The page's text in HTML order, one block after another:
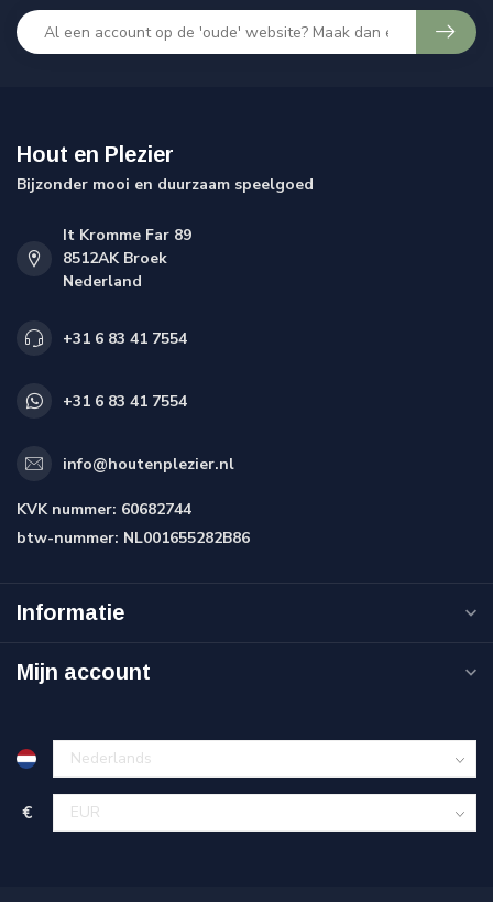
Hout en Plezier
Bijzonder mooi en duurzaam speelgoed
It Kromme Far 89
8512AK Broek
Nederland
+31 6 83 41 7554
+31 6 83 41 7554
info@houtenplezier.nl
KVK nummer: 60682744
btw-nummer: NL001655282B86
Informatie
Mijn account
€